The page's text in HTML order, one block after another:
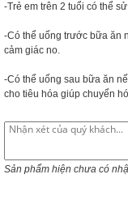
-Trẻ em trên 2 tuổi có thể
-Có thể uống trước bữa ăn
cảm giác no.
-Có thể uống sau bữa ăn
cho tiêu hóa giúp chuyển
Sản phẩm hiện chưa có